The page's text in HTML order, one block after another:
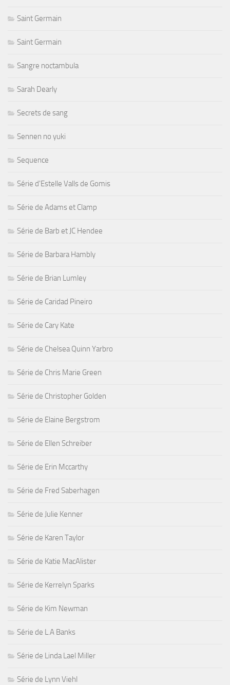
Saint Germain
Saint Germain
Sangre noctambula
Sarah Dearly
Secrets de sang
Sennen no yuki
Sequence
Série d'Estelle Valls de Gomis
Série de Adams et Clamp
Série de Barb et JC Hendee
Série de Barbara Hambly
Série de Brian Lumley
Série de Caridad Pineiro
Série de Cary Kate
Série de Chelsea Quinn Yarbro
Série de Chris Marie Green
Série de Christopher Golden
Série de Elaine Bergstrom
Série de Ellen Schreiber
Série de Erin Mccarthy
Série de Fred Saberhagen
Série de Julie Kenner
Série de Karen Taylor
Série de Katie MacAlister
Série de Kerrelyn Sparks
Série de Kim Newman
Série de L.A Banks
Série de Linda Lael Miller
Série de Lynn Viehl